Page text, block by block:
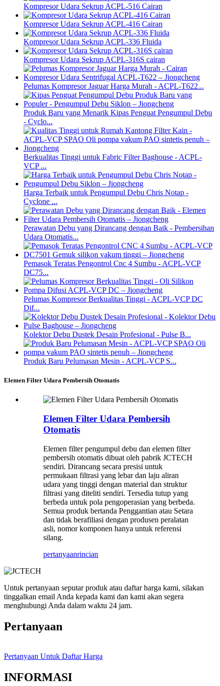
Kompresor Udara Sekrup ACPL-516 Cairan
Kompresor Udara Sekrup ACPL-416 Cairan
Kompresor Udara Sekrup ACPL-336 Fluida
Kompresor Udara Sekrup ACPL-316S cairan
Pelumas Kompresor Jaguar Harga Murah - ACPL-T622...
Produk Baru yang Menarik Kipas Penguat Pengumpul Debu
- Cyclo...
Berkualitas Tinggi untuk Fabric Filter Baghouse - ACPL-
VCP ...
Harga Terbaik untuk Pengumpul Debu Chris Notap -
Cyclone ...
Perawatan Debu yang Dirancang dengan Baik - Pembersihan
Udara Otomatis...
Pemasok Teratas Pengontrol Cnc 4 Sumbu - ACPL-VCP
DC75...
Pelumas Kompresor Berkualitas Tinggi - ACPL-VCP DC
Dif...
Kolektor Debu Dustek Desain Profesional - Pulse B...
Produk Baru Pelumasan Mesin - ACPL-VCP S...
Elemen Filter Udara Pembersih Otomatis
Elemen Filter Udara Pembersih
Otomatis
Elemen filter pengumpul debu dan elemen filter
pembersih otomatis dibuat oleh pabrik JCTECH
sendiri. Dirancang secara presisi untuk
permukaan filtrasi yang lebar dan laju aliran
udara yang tinggi dengan material dan struktur
filtrasi yang diteliti sendiri. Tersedia tutup yang
berbeda untuk pola pengoperasian yang berbeda.
Semua produk bertanda Penggantian atau Setara
dan tidak berafiliasi dengan produsen peralatan
asli, nomor komponen hanya untuk referensi
silang.
pertanyaanrincian
Untuk pertanyaan seputar produk atau daftar harga kami, silakan
tinggalkan email Anda kepada kami dan kami akan segera
menghubungi Anda dalam waktu 24 jam.
Pertanyaan
Pertanyaan Untuk Daftar Harga
INFORMASI